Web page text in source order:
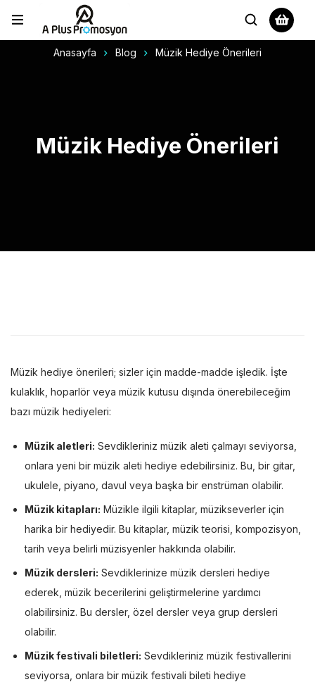
Anasayfa Blog Müzik Hediye Önerileri
Müzik Hediye Önerileri
Müzik hediye önerileri; sizler için madde-madde işledik. İşte
kulaklık, hoparlör veya müzik kutusu dışında önerebileceğim
bazı müzik hediyeleri:
Müzik aletleri: Sevdikleriniz müzik aleti çalmayı seviyorsa,
onlara yeni bir müzik aleti hediye edebilirsiniz. Bu, bir gitar,
ukulele, piyano, davul veya başka bir enstrüman olabilir.
Müzik kitapları: Müzikle ilgili kitaplar, müzikseverler için
harika bir hediyedir. Bu kitaplar, müzik teorisi, kompozisyon,
tarih veya belirli müzisyenler hakkında olabilir.
Müzik dersleri: Sevdiklerinize müzik dersleri hediye
ederek, müzik becerilerini geliştirmelerine yardımcı
olabilirsiniz. Bu dersler, özel dersler veya grup dersleri
olabilir.
Müzik festivali biletleri: Sevdikleriniz müzik festivallerini
seviyorsa, onlara bir müzik festivali bileti hediye